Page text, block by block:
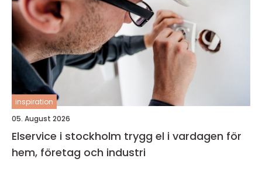
inspiration
05. August 2026
Elservice i stockholm trygg el i vardagen för
hem, företag och industri